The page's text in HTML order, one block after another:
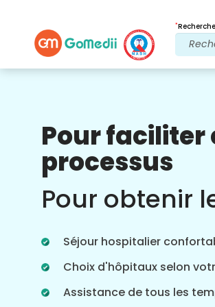
*
Pour faciliter
processus
Pour obtenir
Séjour hospitalier
Choix d'hôpitaux selon
Assistance de tous les
Nos avantages
Application
multilingue
Téléchargez notre application
manière plus précise et plus précise.